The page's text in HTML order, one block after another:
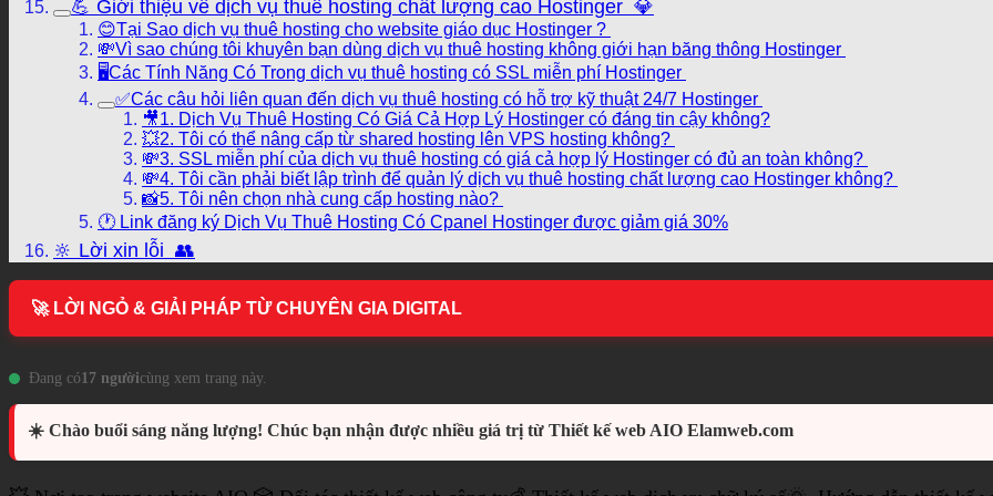
💪 Giới thiệu về dịch vụ thuê hosting chất lượng cao Hostinger 💎
😊Tại Sao dịch vụ thuê hosting cho website giáo dục Hostinger ?
💸Vì sao chúng tôi khuyên bạn dùng dịch vụ thuê hosting không giới hạn băng thông Hostinger
🖥️Các Tính Năng Có Trong dịch vụ thuê hosting có SSL miễn phí Hostinger
✅Các câu hỏi liên quan đến dịch vụ thuê hosting có hỗ trợ kỹ thuật 24/7 Hostinger
🎥1. Dịch Vụ Thuê Hosting Có Giá Cả Hợp Lý Hostinger có đáng tin cậy không?
💥2. Tôi có thể nâng cấp từ shared hosting lên VPS hosting không?
💸3. SSL miễn phí của dịch vụ thuê hosting có giá cả hợp lý Hostinger có đủ an toàn không?
💸4. Tôi cần phải biết lập trình để quản lý dịch vụ thuê hosting chất lượng cao Hostinger không?
📸5. Tôi nên chọn nhà cung cấp hosting nào?
🕐 Link đăng ký Dịch Vụ Thuê Hosting Có Cpanel Hostinger được giảm giá 30%
🔆 Lời xin lỗi 👥
🚀 LỜI NGỎ & GIẢI PHÁP TỪ CHUYÊN GIA DIGITAL
Đang có17 ngườicùng xem trang này.
☀️ Chào buổi sáng năng lượng! Chúc bạn nhận được nhiều giá trị từ Thiết kế web AIO Elamweb.com